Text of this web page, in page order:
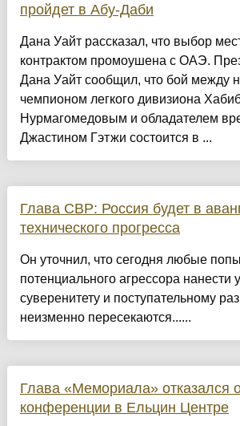
пройдет в Абу-Даби
Дана Уайт рассказал, что выбор
контрактом промоушена с ОАЭ.
Дана Уайт сообщил, что бой между
чемпионом легкого дивизиона
Нурмагомедовым и обладателем
Джастином Гэтжи состоится в ...
Глава СВР: Россия будет в
технического прогресса
Он уточнил, что сегодня любые
потенциального агрессора нанести
суверенитету и поступательному
неизменно пересекаются......
Глава «Мемориала» отказался
конференции в Ельцин Центре